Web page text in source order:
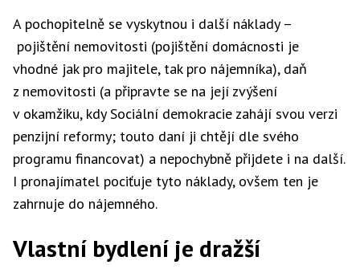
A pochopitelně se vyskytnou i další náklady –
pojištění nemovitosti (pojištění domácnosti je
vhodné jak pro majitele, tak pro nájemníka), daň
z nemovitosti (a připravte se na její zvýšení
v okamžiku, kdy Sociální demokracie zahájí svou verzi
penzijní reformy; touto daní ji chtějí dle svého
programu financovat) a nepochybně přijdete i na další.
I pronajímatel pociťuje tyto náklady, ovšem ten je
zahrnuje do nájemného.
Vlastní bydlení je dražší